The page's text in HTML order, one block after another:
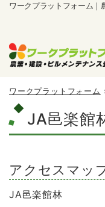
ワークプラットフォーム｜
ワークプラットフォーム
JA邑楽館
アクセスマッ
JA邑楽館林